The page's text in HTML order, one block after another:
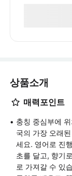
상품소개
매력포인트
충칭 중심부에
국의 가장 오래
세요. 영어로 진
초를 달고, 향기
로 가져갈 수 있